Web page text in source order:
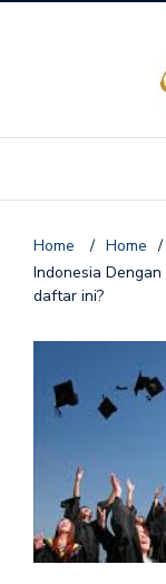
Home / Home /
Indonesia
daftar ini?